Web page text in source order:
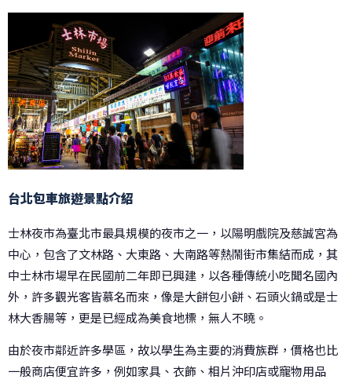
台北包車旅遊景點介紹
士林夜市為臺北市最具規模的夜市之一，以陽明戲院及慈誠宮為
中心，包含了文林路、大東路、大南路等熱鬧街市集結而成，其
中士林市場早在民國前二年即已興建，以各種傳統小吃聞名國內
外，許多觀光客皆慕名而來，像是大餅包小餅、石頭火鍋或是士
林大香腸等，更是已經成為美食地標，無人不曉。
由於夜市鄰近許多學區，故以學生為主要的消費族群，價格也比
一般商店便宜許多，例如家具、衣飾、相片沖印店或寵物用品